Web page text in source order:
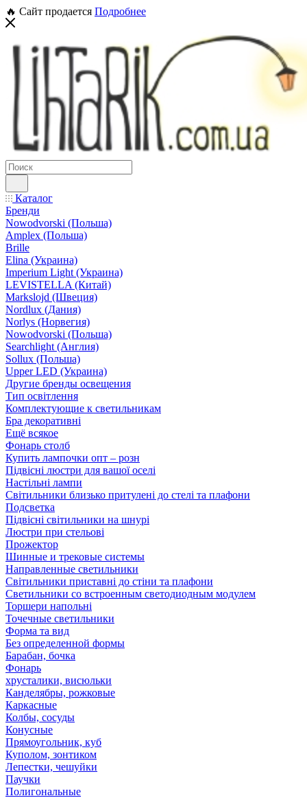
🔥 Сайт продается Подробнее
Каталог
Бренди
Nowodvorski (Польша)
Amplex (Польша)
Brille
Elina (Украина)
Imperium Light (Украина)
LEVISTELLA (Китай)
Markslojd (Швеция)
Nordlux (Дания)
Norlys (Норвегия)
Nowodvorski (Польша)
Searchlight (Англия)
Sollux (Польша)
Upper LED (Украина)
Другие бренды освещения
Тип освітлення
Комплектующие к светильникам
Бра декоративні
Ещё всякое
Фонарь столб
Купить лампочки опт – розн
Підвісні люстри для вашої оселі
Настільні лампи
Світильники близько притулені до стелі та плафони
Подсветка
Підвісні світильники на шнурі
Люстри при стельові
Прожектор
Шинные и трековые системы
Направленные светильники
Світильники приставні до стіни та плафони
Светильники со встроенным светодиодным модулем
Торшери напольні
Точечные светильники
Форма та вид
Без определенной формы
Барабан, бочка
Фонарь
хрусталики, висюльки
Канделябры, рожковые
Каркасные
Колбы, сосуды
Конусные
Прямоугольник, куб
Куполом, зонтиком
Лепестки, чешуйки
Паучки
Полигональные